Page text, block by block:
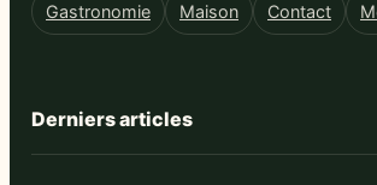
Gastronomie Maison Contact
Derniers articles